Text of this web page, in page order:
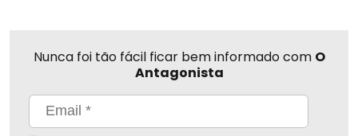
Nunca foi tão fácil ficar bem informado com O
Antagonista